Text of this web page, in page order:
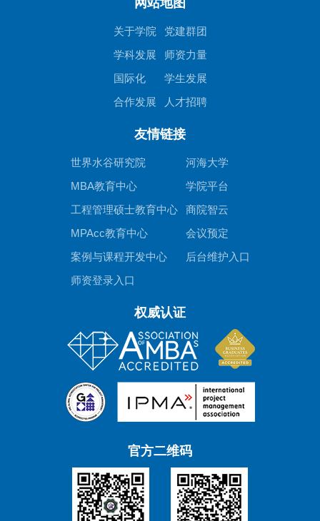
关于学院
党建群团
学科发展
师资力量
国际化
学生发展
合作发展
人才招聘
友情链接
世界水谷研究院
河海大学
MBA教育中心
学院平台
工程管理硕士教育中心
商院智云
MPAcc教育中心
会议预定
案例与课程开发中心
后台维护入口
师资登录入口
权威认证
官方二维码